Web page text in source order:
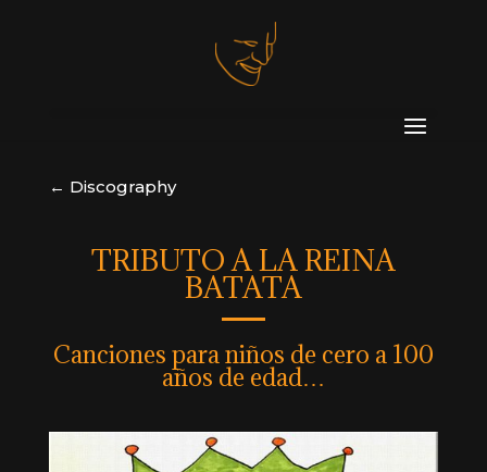
← Discography
TRIBUTO A LA REINA
BATATA
Canciones para niños de cero a 100
años de edad…